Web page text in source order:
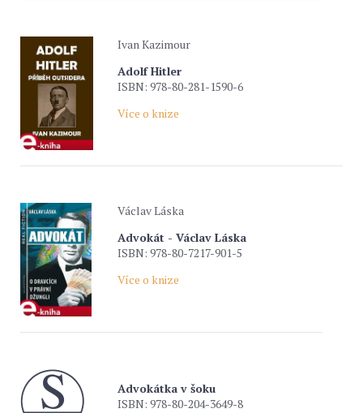
Ivan Kazimour
Adolf Hitler
ISBN: 978-80-281-1590-6
Více o knize
Václav Láska
Advokát - Václav Láska
ISBN: 978-80-7217-901-5
Více o knize
Advokátka v šoku
ISBN: 978-80-204-3649-8